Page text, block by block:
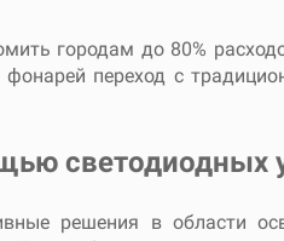
городам до 80%
переход с
светодиодных
решения в области